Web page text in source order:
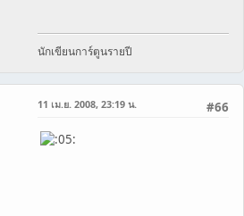
นักเขียนการ์ตูนรายปี
#66
11 เม.ย. 2008, 23:19 น.